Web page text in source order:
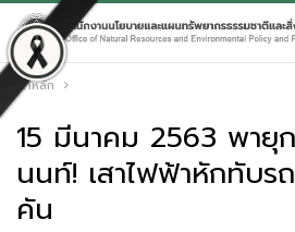
หน้าหลัก
15 มีนาคม 2563 พายุก
นนท์! เสาไฟฟ้าหักทับร
คัน